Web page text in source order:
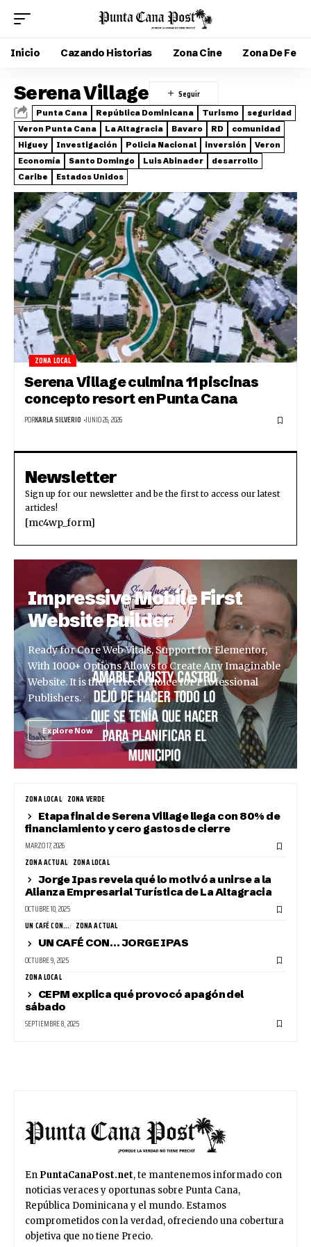
Inicio Cazando Historias Zona Cine Zona De Fe
Serena Village
Punta Cana República Dominicana Turismo
seguridad
Veron Punta Cana
La Altagracia Bavaro RD
comunidad
Higuey
Investigación Policia Nacional inversión
Veron
Economía
Santo Domingo Luis Abinader
desarrollo
Caribe
Estados Unidos
ZONA LOCAL
Serena Village culmina 11 piscinas
concepto resort en Punta Cana
PORKARLA SILVERIO JUNIO 26, 2026
Newsletter
Sign up for our newsletter and be the first to access our latest
articles!
[mc4wp_form]
Impressive Mobile First
Website Builder
Ready for Core Web Vitals, Support for Elementor,
With 1000+ Options Allows to Create Any Imaginable
Website. It is the Perfect Choice for Professional
Publishers.
Explore Now
ZONA LOCAL ZONA VERDE
Etapa final de Serena Village llega con 80% de
financiamiento y cero gastos de cierre
MARZO 17, 2026
ZONA ACTUAL ZONA LOCAL
Jorge Ipas revela qué lo motivó a unirse a la
Alianza Empresarial Turística de La Altagracia
OCTUBRE 10, 2025
UN CAFÉ CON... ZONA ACTUAL
UN CAFÉ CON… JORGE IPAS
OCTUBRE 9, 2025
ZONA LOCAL
CEPM explica qué provocó apagón del
sábado
SEPTIEMBRE 8, 2025
En PuntaCanaPost.net, te mantenemos informado con
noticias veraces y oportunas sobre Punta Cana,
República Dominicana y el mundo. Estamos
comprometidos con la verdad, ofreciendo una cobertura
objetiva que no tiene Precio.